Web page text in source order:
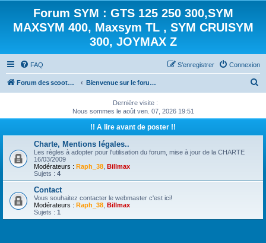
Forum SYM : GTS 125 250 300,SYM
MAXSYM 400, Maxsym TL , SYM CRUISYM
300, JOYMAX Z
FAQ Connexion
S’enregistrer
Forum des scooters SYM - GTS -MAXSYM - CRUISYM - JOYMAX - Maxsym TL Bienvenue sur le forum des scooters de la gamme SYM
h
Dernière visite :
Nous sommes le août ven. 07, 2026 19:51
!! A lire avant de poster !!
Charte, Mentions légales..
Les règles à adopter pour l'utilisation du forum, mise à jour de la CHARTE
16/03/2009
Modérateurs : Raph_38 Billmax
Sujets : 4
Contact
Vous souhaitez contacter le webmaster c'est ici!
Modérateurs : Raph_38 Billmax
Sujets : 1